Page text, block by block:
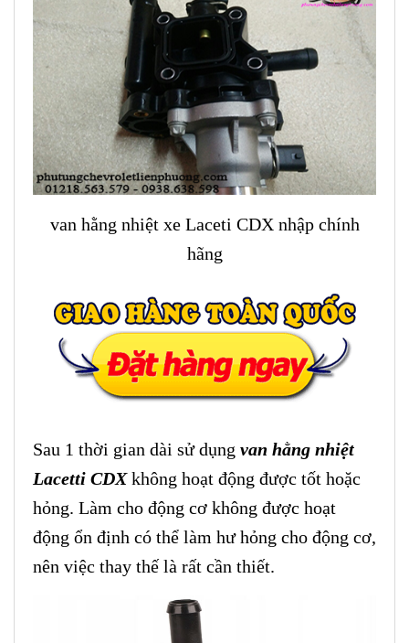
van hằng nhiệt xe Laceti CDX nhập chính
hãng
Sau 1 thời gian dài sử dụng van hằng nhiệt
Lacetti CDXkhông hoạt động được tốt hoặc
hỏng. Làm cho động cơ không được hoạt
động ổn định có thể làm hư hỏng cho động cơ,
nên việc thay thế là rất cần thiết.